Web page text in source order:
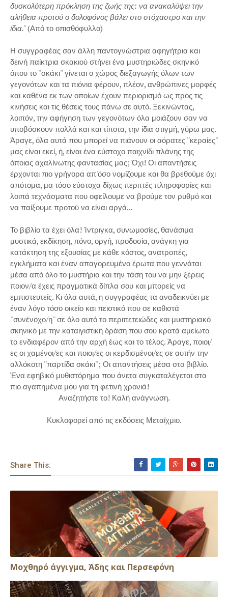
δυσκολότερη πρόκληση της ζωής της: να ανακαλύψει την
αλήθεια προτού ο δολοφόνος βάλει στο στόχαστρο και την
ίδια."(Από το οπισθόφυλλο)
Η συγγραφέας σαν άλλη παντογνώστρια αφηγήτρια και
δεινή παίκτρια σκακιού στήνει ένα μυστηριώδες σκηνικό
όπου το ''σκάκι'' γίνεται ο χώρος διεξαγωγής όλων των
γεγονότων και τα πιόνια φέρουν, πλέον, ανθρώπινες μορφές
και καθένα εκ των οποίων έχουν περιορισμό ως προς τις
κινήσεις και τις θέσεις τους πάνω σε αυτό. Ξεκινώντας,
λοιπόν, την αφήγηση των γεγονότων όλα μοιάζουν σαν να
υποβόσκουν πολλά και και τίποτα, την ίδια στιγμή, γύρω μας.
Άραγε, όλα αυτά που μπορεί να πιάνουν οι αόρατες ''κεραίες''
μας είναι εκεί, ή, είναι ένα εύστοχο παιχνίδι πλάνης της
όποιας αχαλίνωτης φαντασίας μας; Όχι! Οι απαντήσεις
έρχονται πιο γρήγορα απ'όσο νομίζουμε και θα βρεθούμε όχι
απότομα, μα τόσο εύστοχα δίχως περιττές πληροφορίες και
λοιπά τεχνάσματα που οφείλουμε να βρούμε τον ρυθμό και
να παίξουμε προτού να είναι αργά...
Το βιβλίο τα έχει όλα! Ίντριγκα, συνωμοσίες, θανάσιμα
μυστικά, εκδίκηση, πόνο, οργή, προδοσία, ανάγκη για
κατάκτηση της εξουσίας με κάθε κόστος, ανατροπές,
εγκλήματα και έναν απαγορευμένο έρωτα που γεννάται
μέσα από όλο το μυστήριο και την τάση του να μην ξέρεις
ποιον/α έχεις πραγματικά δίπλα σου και μπορείς να
εμπιστευτείς. Κι όλα αυτά, η συγγραφέας τα αναδεικνύει με
έναν λόγο τόσο οικείο και πειστικό που σε καθιστά
''συνένοχο/η'' σε όλο αυτό το περιπετειώδες και μυστηριακό
σκηνικό με την καταιγιστική δράση που σου κρατά αμείωτο
το ενδιαφέρον από την αρχή έως και το τέλος. Άραγε, ποιοι/
ες οι χαμένοι/ες και ποιοι/ες οι κερδισμένοι/ες σε αυτήν την
αλλόκοτη ''παρτίδα σκάκι''; Οι απαντήσεις μέσα στο βιβλίο.
Ένα εφηβικό μυθιστόρημα που άνετα συγκαταλέγεται στα
πιο αγαπημένα μου για τη φετινή χρονιά!
Αναζητήστε το! Καλή ανάγνωση.
Κυκλοφορεί από τις εκδόσεις Μεταίχμιο.
Share This:
Μοχθηρό άγγιγμα, Άδης και Περσεφόνη